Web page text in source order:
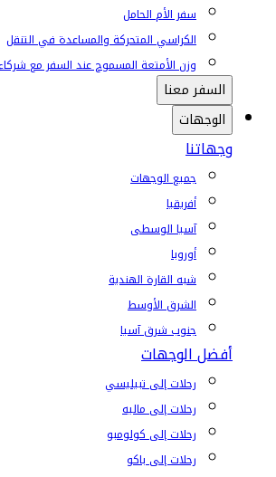
سفر الأم الحامل
الكراسي المتحركة والمساعدة في التنقل
وزن الأمتعة المسموح عند السفر مع
السفر معنا
الوجهات
وجهاتنا
جميع الوجهات
أفريقيا
آسيا الوسطى
أوروبا
شبه القارة الهندية
الشرق الأوسط
جنوب شرق آسيا
أفضل الوجهات
رحلات إلى تبيليسي
رحلات إلى ماليه
رحلات إلى كولومبو
رحلات إلى باكو